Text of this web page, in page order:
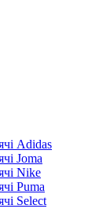
Adidas
Joma
Nike
Puma
Select